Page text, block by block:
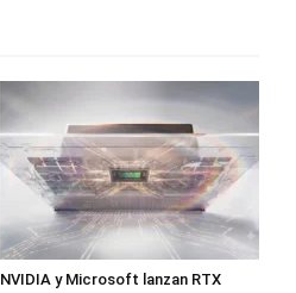
NVIDIA y Microsoft lanzan RTX